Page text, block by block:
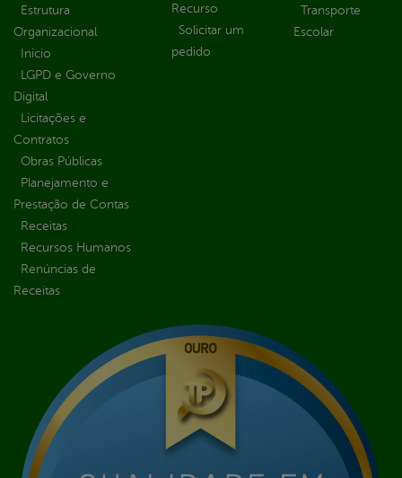
Estrutura
Organizacional
Inicio
LGPD e Governo
Digital
Licitações e
Contratos
Obras Públicas
Planejamento e
Prestação de Contas
Receitas
Recursos Humanos
Renúncias de
Receitas
Recurso
Solicitar um
pedido
Transporte
Escolar